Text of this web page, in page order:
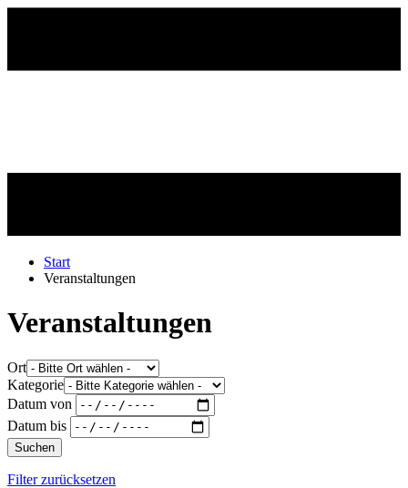
Start
Veranstaltungen
Veranstaltungen
Ort
Kategorie
Datum von
Datum bis
Suchen
Filter zurücksetzen